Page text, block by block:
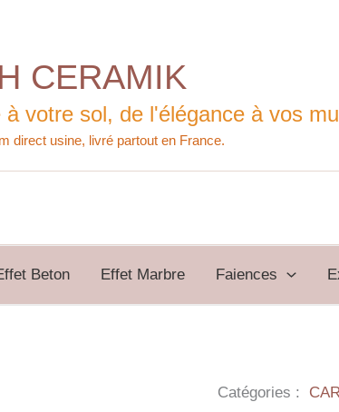
CERAMIK
à votre sol, de l'élégance à vos
Beton Effet Marbre Faiences
Catégories :